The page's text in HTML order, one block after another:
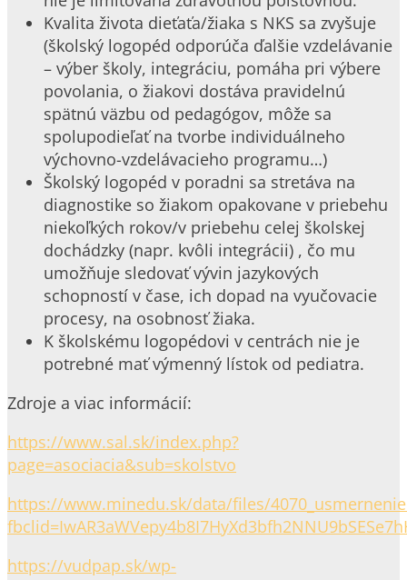
Kvalita života dieťaťa/žiaka s NKS sa zvyšuje
(školský logopéd odporúča ďalšie vzdelávanie
– výber školy, integráciu, pomáha pri výbere
povolania, o žiakovi dostáva pravidelnú
spätnú väzbu od pedagógov, môže sa
spolupodieľať na tvorbe individuálneho
výchovno-vzdelávacieho programu…)
Školský logopéd v poradni sa stretáva na
diagnostike so žiakom opakovane v priebehu
niekoľkých rokov/v priebehu celej školskej
dochádzky (napr. kvôli integrácii) , čo mu
umožňuje sledovať vývin jazykových
schopností v čase, ich dopad na vyučovacie
procesy, na osobnosť žiaka.
K školskému logopédovi v centrách nie je
potrebné mať výmenný lístok od pediatra.
Zdroje a viac informácií:
https://www.sal.sk/index.php?
page=asociacia&sub=skolstvo
https://www.minedu.sk/data/files/
https://vudpap.sk/wp-